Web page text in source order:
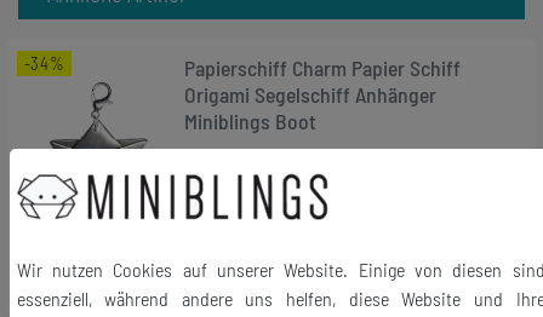
-34%
Papierschiff Charm Papier Schiff
Origami Segelschiff Anhänger
Miniblings Boot
12,99 €
8,63 € *
*inkl. ges. MwSt. zzgl.Versandkosten
Wir nutzen Cookies auf unserer Website. Einige von diesen
essenziell, während andere uns helfen, diese Website und